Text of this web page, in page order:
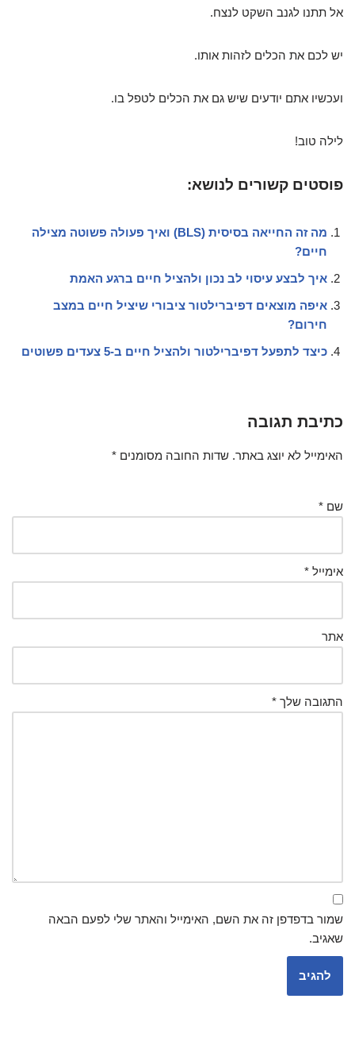
אל תתנו לגנב השקט לנצח.
יש לכם את הכלים לזהות אותו.
ועכשיו אתם יודעים שיש גם את הכלים לטפל בו.
לילה טוב!
פוסטים קשורים לנושא:
מה זה החייאה בסיסית (BLS) ואיך פעולה פשוטה מצילה
חיים?
איך לבצע עיסוי לב נכון ולהציל חיים ברגע האמת
איפה מוצאים דפיברילטור ציבורי שיציל חיים במצב
חירום?
כיצד לתפעל דפיברילטור ולהציל חיים ב-5 צעדים פשוטים
כתיבת תגובה
האימייל לא יוצג באתר. שדות החובה מסומנים *
שם *
אימייל *
אתר
התגובה שלך *
שמור בדפדפן זה את השם, האימייל והאתר שלי לפעם הבאה
שאגיב.